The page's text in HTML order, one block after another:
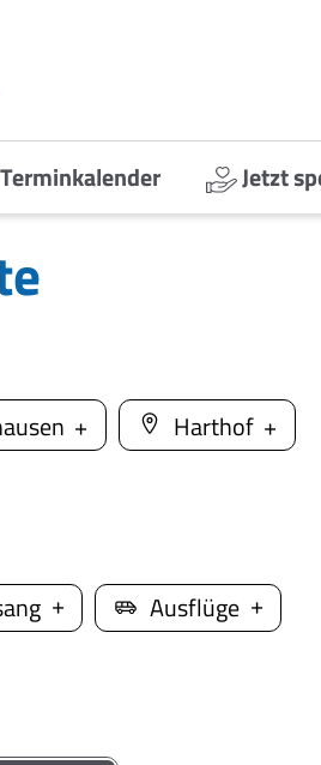
Terminkalender Jetzt
Harthof
Ausflüge